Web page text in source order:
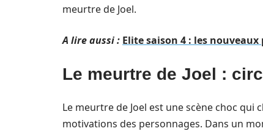
meurtre de Joel.
A lire aussi : Elite saison 4 : les
Le meurtre de Joel :
Le meurtre de Joel est une scène choc
motivations des personnages. Dans un